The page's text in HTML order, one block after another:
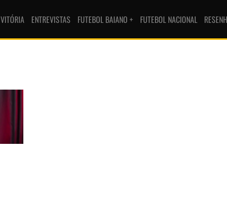
VITÓRIA ENTREVISTAS FUTEBOL BAIANO + FUTEBOL NACIONAL